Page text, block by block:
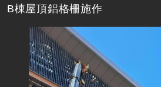
B棟屋頂鋁格柵施作